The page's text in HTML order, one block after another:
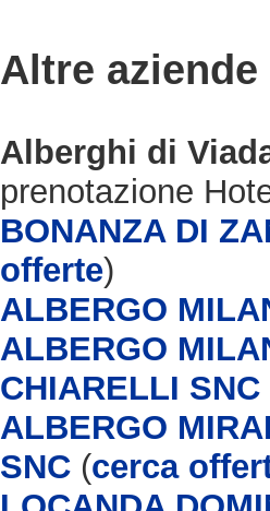
Altre
Alberghi di
prenotazione
BONANZA DI
offerte)
ALBERGO
ALBERGO
CHIARELLI SNC
ALBERGO
SNC (cerca